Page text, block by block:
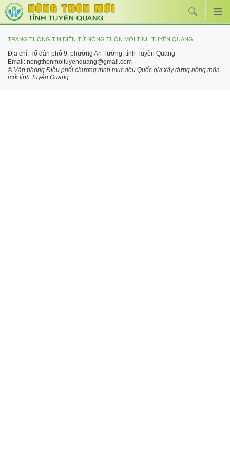
TRANG THÔNG TIN ĐIỆN TỬ NÔNG THÔN MỚI TỈNH TUYÊN QUANG
Địa chỉ: Tổ dân phố 9, phường An Tường, tỉnh Tuyên Quang
Email: nongthonmoituyenquang@gmail.com
© Văn phòng Điều phối chương trình mục tiêu Quốc gia xây dựng nông thôn
mới tỉnh Tuyên Quang